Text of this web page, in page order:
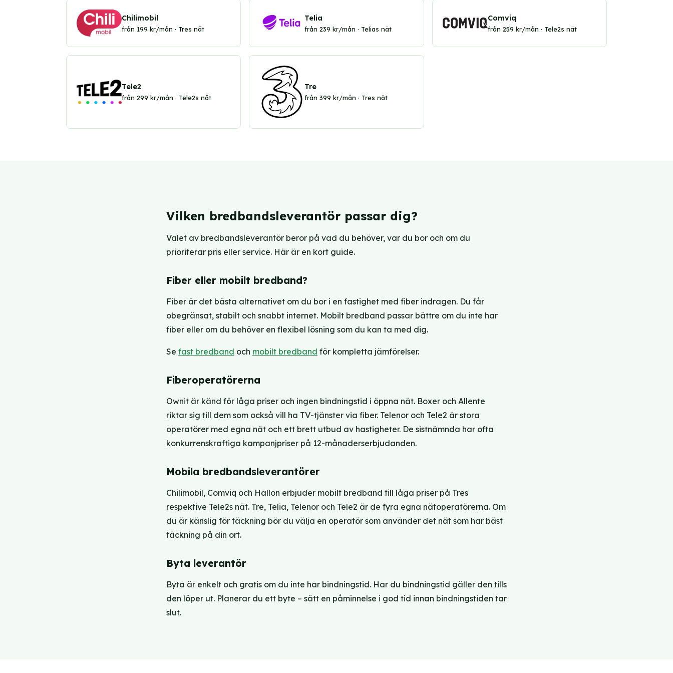
Chilimobil
från 199 kr/mån · Tres nät
Telia
från 239 kr/mån · Telias nät
Comviq
från 259 kr/mån · Tele2s nät
Tele2
från 299 kr/mån · Tele2s nät
Tre
från 399 kr/mån · Tres nät
Vilken bredbandsleverantör passar dig?
Valet av bredbandsleverantör beror på vad du behöver, var du bor och om du
prioriterar pris eller service. Här är en kort guide.
Fiber eller mobilt bredband?
Fiber är det bästa alternativet om du bor i en fastighet med fiber indragen. Du får
obegränsat, stabilt och snabbt internet. Mobilt bredband passar bättre om du inte har
fiber eller om du behöver en flexibel lösning som du kan ta med dig.
Se fast bredband och mobilt bredband för kompletta jämförelser.
Fiberoperatörerna
Ownit är känd för låga priser och ingen bindningstid i öppna nät. Boxer och Allente
riktar sig till dem som också vill ha TV-tjänster via fiber. Telenor och Tele2 är stora
operatörer med egna nät och ett brett utbud av hastigheter. De sistnämnda har ofta
konkurrenskraftiga kampanjpriser på 12-månaderserbjudanden.
Mobila bredbandsleverantörer
Chilimobil, Comviq och Hallon erbjuder mobilt bredband till låga priser på Tres
respektive Tele2s nät. Tre, Telia, Telenor och Tele2 är de fyra egna nätoperatörerna. Om
du är känslig för täckning bör du välja en operatör som använder det nät som har bäst
täckning på din ort.
Byta leverantör
Byta är enkelt och gratis om du inte har bindningstid. Har du bindningstid gäller den tills
den löper ut. Planerar du ett byte – sätt en påminnelse i god tid innan bindningstiden tar
slut.